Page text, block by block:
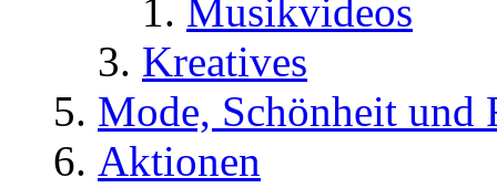
Musikvideos
Kreatives
Mode, Schönheit und
Aktionen